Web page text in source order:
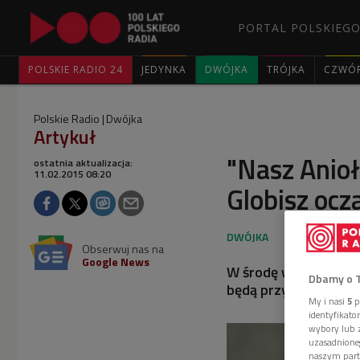
PORTAL
POLSKIE RADIO 24 JEDYNKA DWÓJKA TRÓJKA
Polskie Radio Dwójka
Artykuł
"Nasz
Globisz
ostatnia aktualizacja:
11.02.2015 08:20
Obserwuj nas na
Google News
W środę wieczorem
będą przyjaciele
Dbamy o
My i nasi 5
wybory lub
naszym